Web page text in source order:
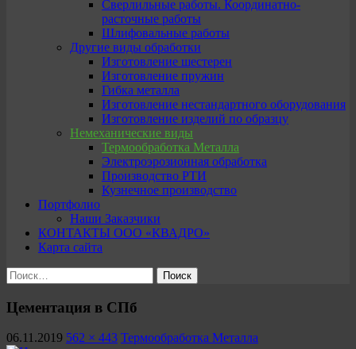
Сверлильные работы. Координатно-
расточные работы
Шлифовальные работы
Другие виды обработки
Изготовление шестерен
Изготовление пружин
Гибка металла
Изготовление нестандартного оборудования
Изготовление изделий по образцу
Немеханические виды
Термообработка Металла
Электроэрозионная обработка
Производство РТИ
Кузнечное производство
Портфолио
Наши Заказчики
КОНТАКТЫ ООО «КВАДРО»
Карта сайта
Найти:
Цементация в СПб
06.11.2019 562 × 443 Термообработка Металла